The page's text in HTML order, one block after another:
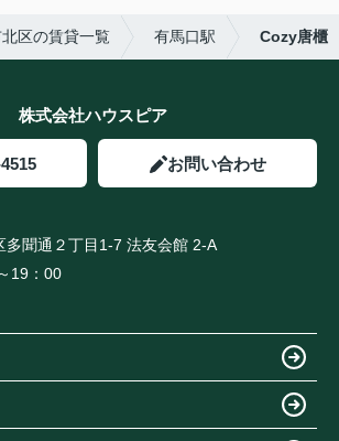
区の賃貸一覧 有馬口駅 Cozy唐櫃
株式会社ハウスピア
お問い合わせ
多聞通２丁目1-7 法友会館 2-A
19：00